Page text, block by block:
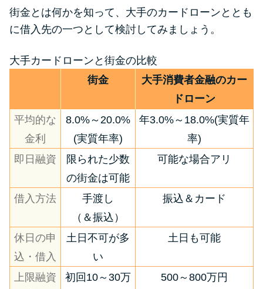
カードローンQ&A
特集ページ
リボ払いをそのまま払いきると
カードローンの見直しで40万円
得した話
最速！最短40分で借りられるカ
ードローン
特集ページ一覧
種類や特徴で探す
街金とは何かを知って、大手のカードローンととも
に借入先の一つとして検討してみましょう。
大手カードローンと街金の比較
街金
大手消費者金融のカー
ドローン
平均的な
金利
8.0%～20.0%
(実質年率)
年3.0%～18.0%(実質年
率)
即日融資
限られた少数
の街金は可能
可能な場合アリ
借入方法
手渡し
（＆振込）
振込＆カード
休日の申
込・借入
土日不可が多
い
土日も可能
上限融資
初回10～30万
500～800万円